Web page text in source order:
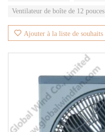
Ventilateur de boîte de 12 pouces
Ajouter à la liste de souhaits